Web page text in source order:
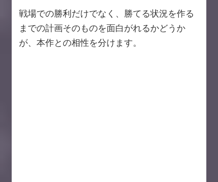
戦場での勝利だけでなく、勝てる状況を作る
までの計画そのものを面白がれるかどうか
が、本作との相性を分けます。